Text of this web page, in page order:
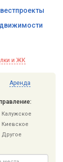
и ЖК
Аренда
Калужское
Киевское
Другое